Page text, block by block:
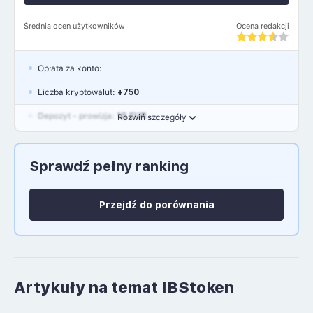
Średnia ocen użytkowników Ocena redakcji
Rozwiń szczegóły
Opłata za konto:
Liczba kryptowalut: +750
Depozyt - prowizja: 10 EUR
Język polski: NIE
Sprawdź pełny ranking
Przejdź do porównania
Artykuły na temat IBStoken